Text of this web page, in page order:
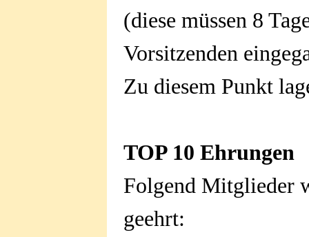
(diese müssen 8
Vorsitzenden
Zu diesem Punkt
TOP 10 Ehrungen
Folgend Mitglieder
geehrt: